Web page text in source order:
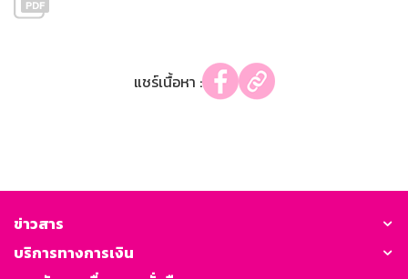
แชร์เนื้อหา :
ข่าวสาร
บริการทางการเงิน